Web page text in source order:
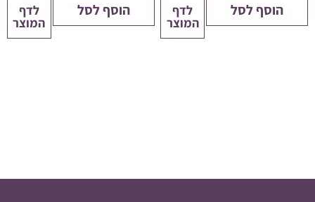
הוסף לסל לדף
המוצר
הוסף לסל לדף
המוצר